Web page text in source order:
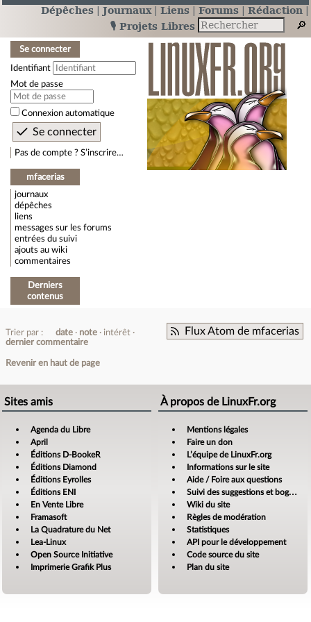
Dépêches Journaux Liens Forums
Rédaction
🎙️ Projets Libres
Se connecter
Identifiant
Mot de passe
Connexion automatique
Pas de compte ? S’inscrire…
mfacerias
journaux
dépêches
liens
messages sur les forums
entrées du suivi
ajouts au wiki
commentaires
Derniers
contenus
Flux Atom de mfacerias
Trier par : date note
intérêt
dernier commentaire
Revenir en haut de page
Sites amis
Agenda du Libre
April
Éditions D-BookeR
Éditions Diamond
Éditions Eyrolles
Éditions ENI
En Vente Libre
Framasoft
La Quadrature du Net
Lea-Linux
Open Source Initiative
Imprimerie Grafik Plus
À propos de LinuxFr.org
Mentions légales
Faire un don
L’équipe de LinuxFr.org
Informations sur le site
Aide / Foire aux questions
Suivi des suggestions et bogues
Wiki du site
Règles de modération
Statistiques
API pour le développement
Code source du site
Plan du site